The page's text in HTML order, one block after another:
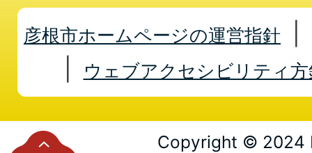
彦根市ホームページの運営指針
ウェブアクセシビリティ方
Copyright © 2024